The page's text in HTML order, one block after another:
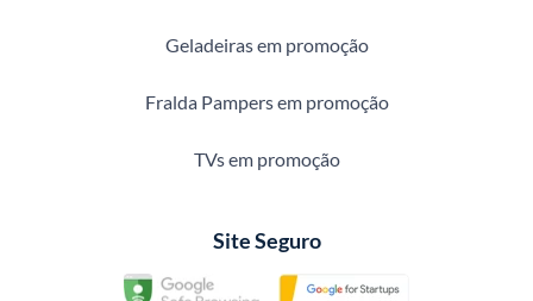
Geladeiras em promoção
Fralda Pampers em promoção
TVs em promoção
Site Seguro